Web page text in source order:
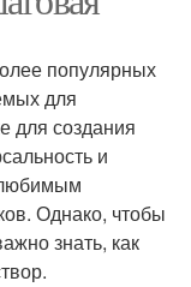
популярных
для
для создания
и
Однако, чтобы
знать, как